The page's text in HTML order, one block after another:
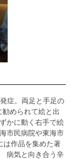
症。両足と手足の
められて絵と出
かに動く右手で絵
市民病院や東海市
は作品を集めた著
病気と向き合う辛